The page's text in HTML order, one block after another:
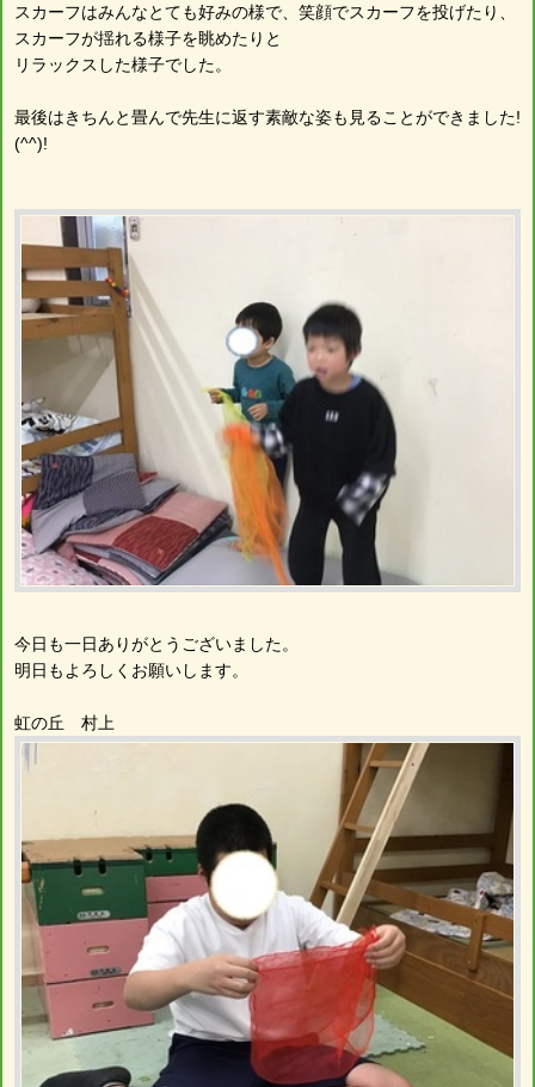
スカーフはみんなとても好みの様で、笑顔でスカーフを投げたり、
スカーフが揺れる様子を眺めたりと
リラックスした様子でした。
最後はきちんと畳んで先生に返す素敵な姿も見ることができました!
(^^)!
今日も一日ありがとうございました。
明日もよろしくお願いします。
虹の丘 村上